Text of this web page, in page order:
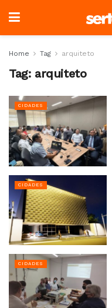
Home Tag arquiteto
Tag: arquiteto
CIDADES
CIDADES
CIDADES